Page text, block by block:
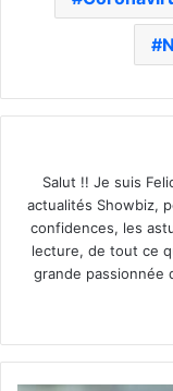
Salut !! Je suis
actualités Showbiz,
confidences, les
lecture, de tout ce
grande passionnée